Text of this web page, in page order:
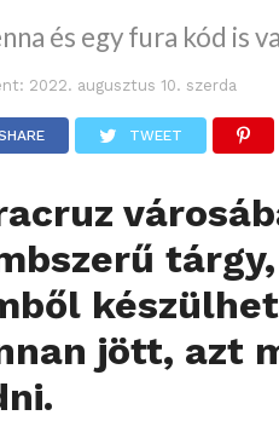
és egy fura kód is
2022. augusztus 10. szerda
TWEET
jött, azt